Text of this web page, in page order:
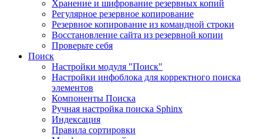
Хранение и шифрование резервных копий
Регулярное резервное копирование
Резервное копирование из командной строки
Восстановление сайта из резервной копии
Проверьте себя
Поиск
Настройки модуля "Поиск"
Настройки инфоблока для корректного поиска
элементов
Компоненты Поиска
Ручная настройка поиска Sphinx
Индексация
Правила сортировки